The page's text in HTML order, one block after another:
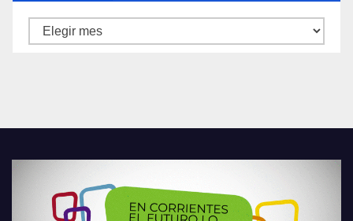
Archivos